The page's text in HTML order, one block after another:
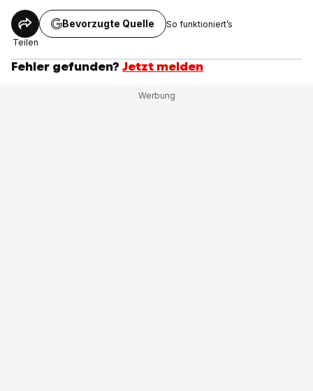
Teilen
Bevorzugte Quelle So funktioniert’s
Fehler gefunden? Jetzt melden